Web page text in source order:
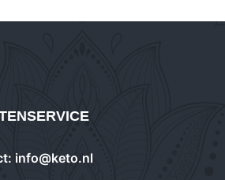
info@keto.nl